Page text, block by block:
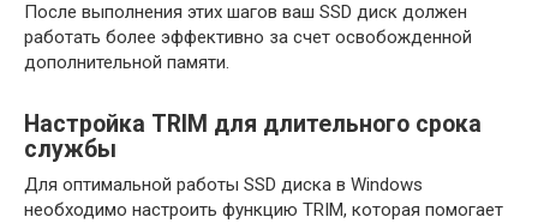
После выполнения этих шагов ваш SSD диск должен
работать более эффективно за счет освобожденной
дополнительной памяти.
Настройка TRIM для длительного срока
службы
Для оптимальной работы SSD диска в Windows
необходимо настроить функцию TRIM, которая помогает